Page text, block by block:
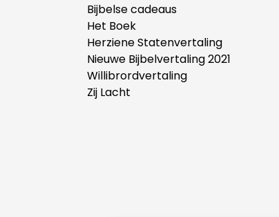
Bijbelse cadeaus
Het Boek
Herziene Statenvertaling
Nieuwe Bijbelvertaling 2021
Willibrordvertaling
Zij Lacht